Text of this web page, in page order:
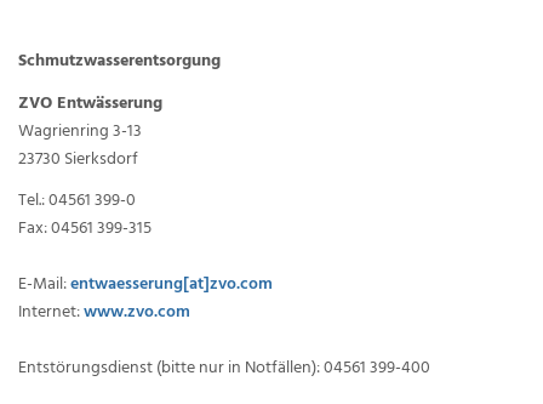
Schmutzwasserentsorgung
ZVO Entwässerung
Wagrienring 3-13
23730 Sierksdorf
Tel.: 04561 399-0
Fax: 04561 399-315
E-Mail:entwaesserung[at]zvo.com
Internet:www.zvo.com
Entstörungsdienst (bitte nur in Notfällen): 04561 399-400